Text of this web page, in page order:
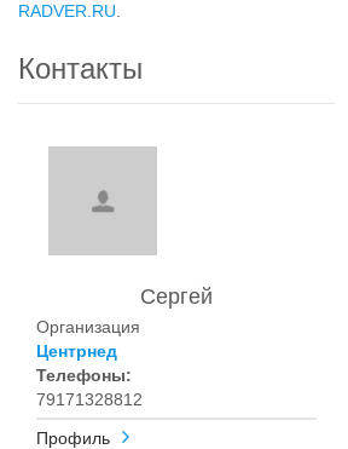
RADVER.RU
Контакты
Сергей
Организация
Центрнед
Телефоны:
79171328812
Профиль